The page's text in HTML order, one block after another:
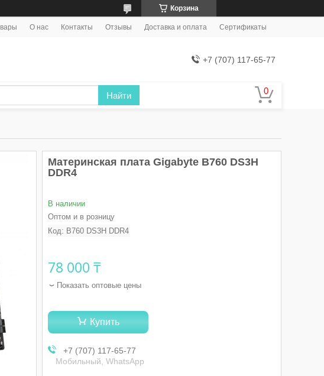
Корзина
О нас Контакты Отзывы Доставка и оплата Сертификаты
+7 (707) 117-65-77
Найти
Материнская плата Gigabyte B760 DS3H
DDR4
В наличии
Оптом и в розницу
Код: B760 DS3H DDR4
78 000 ₸
Показать оптовые цены
Купить
+7 (707) 117-65-77
Мобильный, WhatsApp